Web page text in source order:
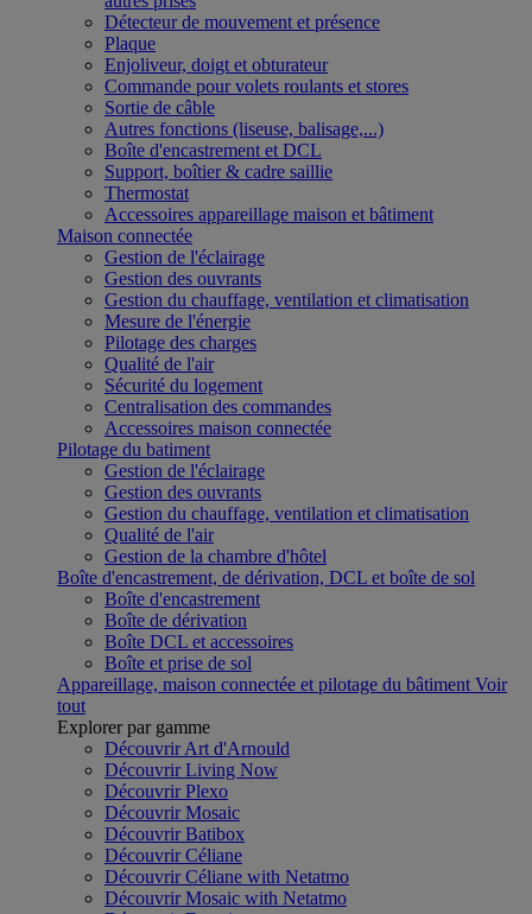
Détecteur de mouvement et présence
Plaque
Enjoliveur, doigt et obturateur
Commande pour volets roulants et stores
Sortie de câble
Autres fonctions (liseuse, balisage,...)
Boîte d'encastrement et DCL
Support, boîtier & cadre saillie
Thermostat
Accessoires appareillage maison et bâtiment
Maison connectée
Gestion de l'éclairage
Gestion des ouvrants
Gestion du chauffage, ventilation et climatisation
Mesure de l'énergie
Pilotage des charges
Qualité de l'air
Sécurité du logement
Centralisation des commandes
Accessoires maison connectée
Pilotage du batiment
Gestion de l'éclairage
Gestion des ouvrants
Gestion du chauffage, ventilation et climatisation
Qualité de l'air
Gestion de la chambre d'hôtel
Boîte d'encastrement, de dérivation, DCL et boîte de sol
Boîte d'encastrement
Boîte de dérivation
Boîte DCL et accessoires
Boîte et prise de sol
Appareillage, maison connectée et pilotage du bâtiment Voir
tout
Explorer par gamme
Découvrir Art d'Arnould
Découvrir Living Now
Découvrir Plexo
Découvrir Mosaic
Découvrir Batibox
Découvrir Céliane
Découvrir Céliane with Netatmo
Découvrir Mosaic with Netatmo